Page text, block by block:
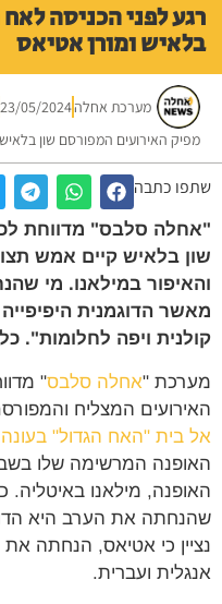
לפני הכניסה לאח
ומורן אטיאס
מערכת אחלה 23/05/2024
23:51
האירועים המפורסם שון בלאיש
כתבה
סלבס" מדווחת לכם
בלאיש קיים אמש תצוגת
במילאנו. מי
הדוגמנית היפיפייה
ויפה לחלומות". כל
"אחלה סלבס" מדווחת
המצליח והמפורסם
"האח הגדול" בעונה
המרשימה שלו בשבוע
מילאנו באיטליה.
את הערב היא
כי אטיאס, הנחתה את
ועברית.